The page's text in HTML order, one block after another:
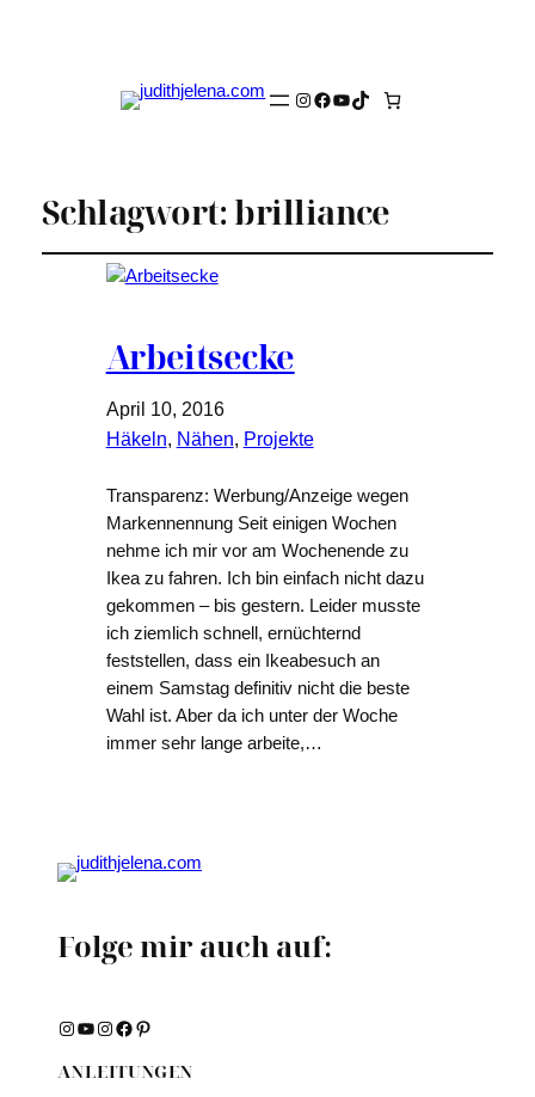
Instagram
Facebook
YouTube
TikTok
Schlagwort:brilliance
Arbeitsecke
April 10, 2016
Häkeln, Nähen, Projekte
Transparenz: Werbung/Anzeige wegen
Markennennung Seit einigen Wochen
nehme ich mir vor am Wochenende zu
Ikea zu fahren. Ich bin einfach nicht dazu
gekommen – bis gestern. Leider musste
ich ziemlich schnell, ernüchternd
feststellen, dass ein Ikeabesuch an
einem Samstag definitiv nicht die beste
Wahl ist. Aber da ich unter der Woche
immer sehr lange arbeite,…
Folge mir auch auf:
Instagram YouTube Instagram Facebook Pinterest
ANLEITUNGEN